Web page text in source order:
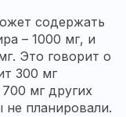
содержать
– 1000 мг, и
Это говорит о
300 мг
мг других
не планировали.